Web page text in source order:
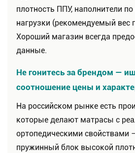
плотность ППУ, наполнители
нагрузки (рекомендуемый вес
Хороший магазин всегда
данные.
Не гонитесь за брендом —
соотношение цены и
На российском рынке есть
которые делают матрасы с
ортопедическими свойствами
пружинный блок высокой